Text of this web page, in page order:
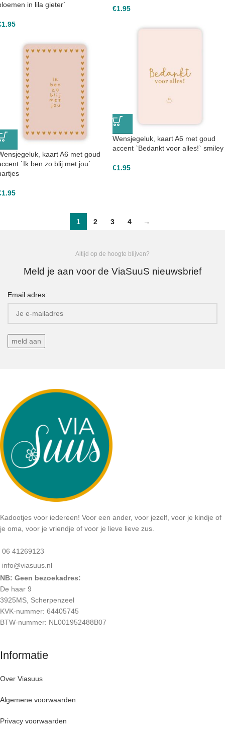
in lila gieter`
1.95
€1.95
Wensjegeluk, kaart A6 met goud
accent `Bedankt voor alles!` smiley
€1.95
kaart A6 met goud
`Ik ben zo blij met jou`
1.95
1 2 3 4 →
Altijd op de hoogte blijven?
Meld je aan voor de ViaSuuS nieuwsbrief
Email adres:
Kadootjes voor iedereen! Voor een ander, voor jezelf, voor je kindje of
je oma, voor je vriendje of voor je lieve lieve zus.
06 41269123
info@viasuus.nl
NB: Geen bezoekadres:
De haar 9
3925MS, Scherpenzeel
KVK-nummer: 64405745
BTW-nummer: NL001952488B07
Informatie
Over Viasuus
Algemene voorwaarden
Privacy voorwaarden